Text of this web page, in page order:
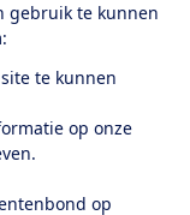
gebruik te kunnen
te kunnen
op onze
op